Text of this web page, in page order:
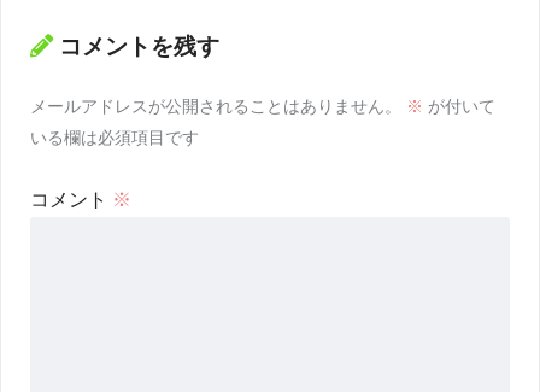
コメントを残す
メールアドレスが公開されることはありません。 ※ が付いて
いる欄は必須項目です
コメント ※